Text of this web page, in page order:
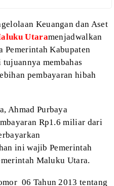
Keuangan dan Aset
Utaramenjadwalkan
Pemerintah Kabupaten
membahas
pembayaran hibah
Ahmad Purbaya
Rp1.6 miliar dari
iniwajib Pemerintah
Maluku Utara.
06 Tahun 2013tentang